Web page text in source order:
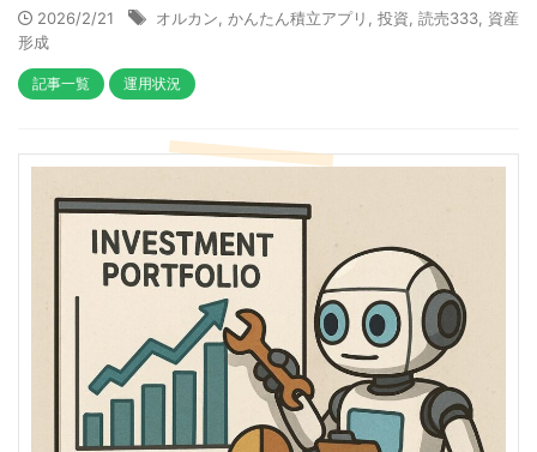
2026/2/21 オルカン かんたん積立アプリ 投資 読売333 資産
形成
記事一覧 運用状況